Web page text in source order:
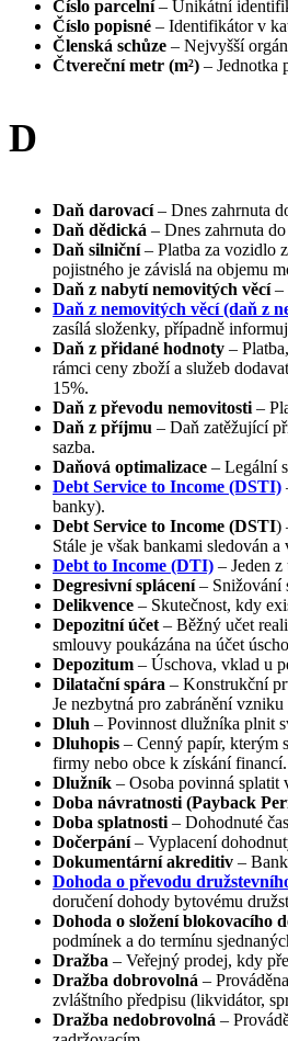
Číslo parcelní– Unikátní
Číslo popisné – Identifikátor v
Členská schůze – Nejvyšší
Čtvereční metr (m²) – Jednotka
D
Daň darovací– Dnes zahrnuta
Daň dědická – Dnes zahrnuta
Daň silniční– Platba za vozidlo
pojistného je závislá na objemu
Daň z nabytí nemovitých věcí–
Daň z nemovitých věcí (daň z
zasílá složenky, případně
Daň z přidané hodnoty –
rámci ceny zboží a služeb
15%.
Daň z převodu nemovitosti –
Daň z příjmu – Daň zatěžující
sazba.
Daňová optimalizace – Legální
Debt Service to Income (DSTI)
banky).
Debt Service to Income (DSTI)
Stále je však bankami sledován
Debt to Income (DTI) – Jeden
Degresivní splácení– Snižování
Delikvence – Skutečnost, kdy
Depozitní účet – Běžný učet
smlouvy poukázána na účet
Depozitum – Úschova, vklad u
Dilatační spára – Konstrukční
Je nezbytná pro zabránění
Dluh – Povinnost dlužníka plnit
Dluhopis – Cenný papír, kterým
firmy nebo obce k získání financí.
Dlužník – Osoba povinná splatit
Doba návratnosti (Payback
Doba splatnosti – Dohodnuté
Dočerpání– Vyplacení
Dokumentární akreditiv –
Dohoda o převodu
doručení dohody bytovému
Dohoda o složení blokovacího
podmínek a do termínu
Dražba – Veřejný prodej, kdy
Dražba dobrovolná –
zvláštního předpisu (likvidátor,
Dražba nedobrovolná –